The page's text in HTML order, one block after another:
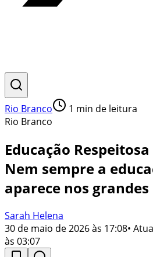
Rio Branco 1 min de leitura
Rio Branco
Educação
Nem sempre a
aparece nos
Sarah Helena
30 de maio de 2026 às 17:08•
às 03:07